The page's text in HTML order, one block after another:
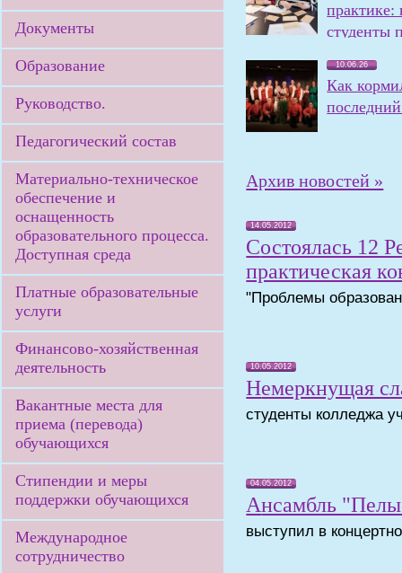
Документы
Образование
Руководство.
Педагогический состав
Материально-техническое
обеспечение и
оснащенность
образовательного процесса.
Доступная среда
Платные образовательные
услуги
Финансово-хозяйственная
деятельность
Вакантные места для
приема (перевода)
обучающихся
Стипендии и меры
поддержки обучающихся
Международное
сотрудничество
студенты
10.06.26
Как
Архив новостей »
14.05.2012
Состоялась 12 Республиканская студенческая научно-
практическая
"Проблемы
10.05.2012
Немеркнущая
студенты колледжа
04.05.2012
Ансамбль
выступил в